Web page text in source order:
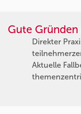
Gute
Direkter
Aktuelle